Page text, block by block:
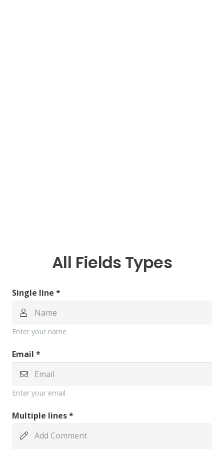
All Fields Types
Single line *
Enter your name
Email *
Enter your email
Multiple lines *